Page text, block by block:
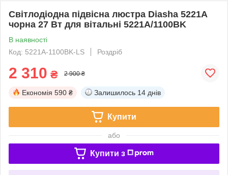
Світлодіодна підвісна люстра Diasha 5221A
чорна 27 Вт для вітальні 5221A/1100BK
В наявності
Код: 5221A-1100BK-LS
Роздріб
2 310 ₴ 2 900 ₴
Економія 590 ₴ Залишилось 14 днів
Купити
або
Купити з